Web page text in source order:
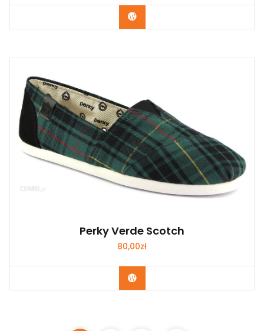
Kup Teraz
Perky Verde Scotch
80,00zł
Kup Teraz